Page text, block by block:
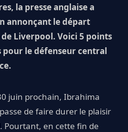
la presse anglaise a
annonçant le départ
Liverpool. Voici 5 points
le défenseur central
juin prochain, Ibrahima
de faire durer le plaisir
Pourtant, en cette fin de